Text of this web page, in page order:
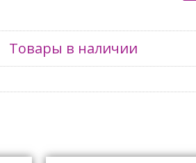
Товары в наличии